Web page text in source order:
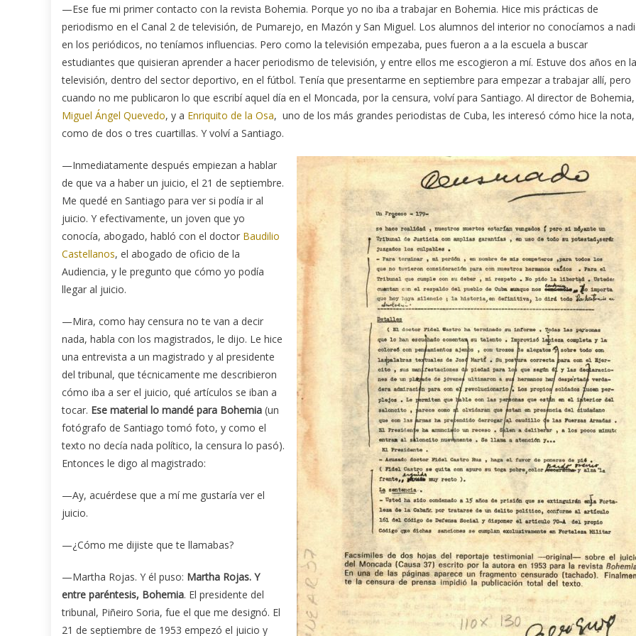
—Ese fue mi primer contacto con la revista Bohemia. Porque yo no iba a trabajar en Bohemia. Hice mis prácticas de
periodismo en el Canal 2 de televisión, de Pumarejo, en Mazón y San Miguel. Los alumnos del interior no conocíamos a
en los periódicos, no teníamos influencias. Pero como la televisión empezaba, pues fueron a a la escuela a buscar
estudiantes que quisieran aprender a hacer periodismo de televisión, y entre ellos me escogieron a mí. Estuve dos años en la
televisión, dentro del sector deportivo, en el fútbol. Tenía que presentarme en septiembre para empezar a trabajar allí, pero
cuando no me publicaron lo que escribí aquel día en el Moncada, por la censura, volví para Santiago. Al director de Bohemia,
Miguel Ángel Quevedo, y a Enriquito de la Osa, uno de los más grandes periodistas de Cuba, les interesó cómo hice la nota,
como de dos o tres cuartillas. Y volví a Santiago.
—Inmediatamente después empiezan a hablar
de que va a haber un juicio, el 21 de septiembre.
Me quedé en Santiago para ver si podía ir al
juicio. Y efectivamente, un joven que yo
conocía, abogado, habló con el doctor Baudilio
Castellanos, el abogado de oficio de la
Audiencia, y le pregunto que cómo yo podía
llegar al juicio.
—Mira, como hay censura no te van a decir
nada, habla con los magistrados, le dijo. Le hice
una entrevista a un magistrado y al presidente
del tribunal, que técnicamente me describieron
cómo iba a ser el juicio, qué artículos se iban a
tocar. Ese material lo mandé para Bohemia (un
fotógrafo de Santiago tomó foto, y como el
texto no decía nada político, la censura lo pasó).
Entonces le digo al magistrado:
—Ay, acuérdese que a mí me gustaría ver el
juicio.
—¿Cómo me dijiste que te llamabas?
—Martha Rojas. Y él puso: Martha Rojas. Y
entre paréntesis, Bohemia. El presidente del
tribunal, Piñeiro Soria, fue el que me designó. El
21 de septiembre de 1953 empezó el juicio y